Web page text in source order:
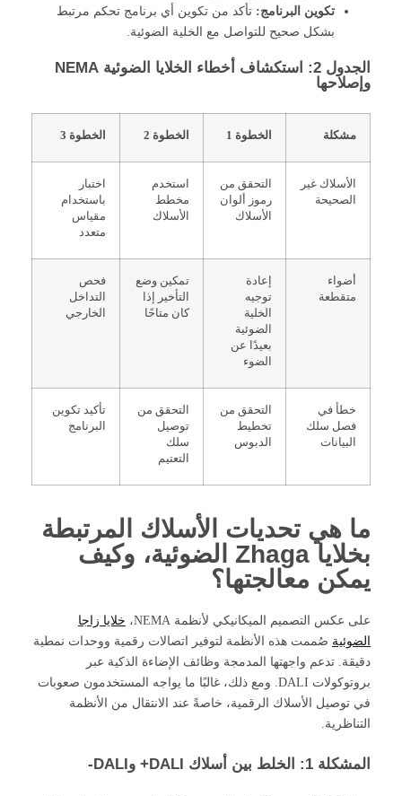
تكوين البرنامج: تأكد من تكوين أي برنامج تحكم مرتبط
بشكل صحيح للتواصل مع الخلية الضوئية.
الجدول 2: استكشاف أخطاء الخلايا الضوئية NEMA
وإصلاحها
مشكلة الخطوة 1 الخطوة 2 الخطوة 3
الأسلاك غير
الصحيحة
التحقق من
رموز ألوان
الأسلاك
استخدم
مخطط
الأسلاك
اختبار
باستخدام
مقياس
متعدد
أضواء
متقطعة
إعادة
توجيه
الخلية
الضوئية
بعيدًا عن
الضوء
تمكين وضع
التأخير إذا
كان متاحًا
فحص
التداخل
الخارجي
خطأ في
فصل سلك
البيانات
التحقق من
تخطيط
الدبوس
التحقق من
توصيل
سلك
التعتيم
تأكيد تكوين
البرنامج
ما هي تحديات الأسلاك المرتبطة
بخلايا Zhaga الضوئية، وكيف
يمكن معالجتها؟
على عكس التصميم الميكانيكي لأنظمة NEMA،
خلايا زاجا
الضوئية صُممت هذه الأنظمة لتوفير اتصالات رقمية ووحدات نمطية
دقيقة. تدعم واجهتها المدمجة وظائف الإضاءة الذكية عبر
بروتوكولات DALI. ومع ذلك، غالبًا ما يواجه المستخدمون صعوبات
في توصيل الأسلاك الرقمية، خاصةً عند الانتقال من الأنظمة
التناظرية.
المشكلة 1: الخلط بين أسلاك DALI+ وDALI-